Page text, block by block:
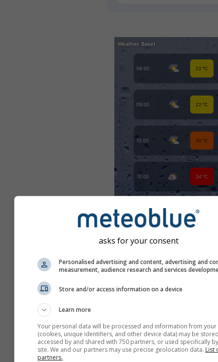
asks for your consent
Personalised advertising and content, advertising and
measurement, audience research and services
Store and/or access information on a device
Learn more
Your personal data will be processed and information from your
(cookies, unique identifiers, and other device data) may be
accessed by and shared with 750 partners, or used specifically
site. We and our partners may use precise geolocation data. List
partners.